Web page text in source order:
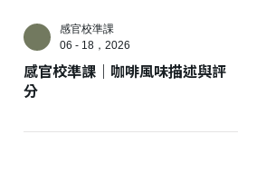
感官校準課
06 - 18，2026
感官校準課｜咖啡風味描述與評
分